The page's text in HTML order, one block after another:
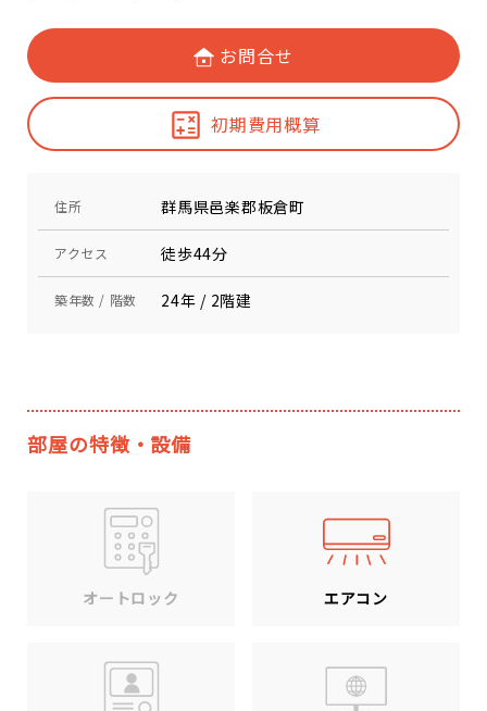
お問合せ
初期費用概算
住所 群馬県邑楽郡板倉町
アクセス 徒歩44分
築年数 / 階数 24年 / 2階建
部屋の特徴・設備
オートロック エアコン